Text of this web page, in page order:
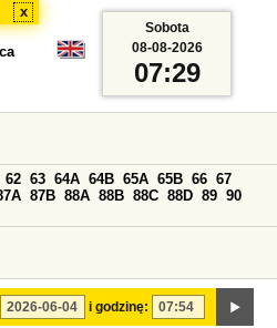
x
i godzinę:
62 63 64A 64B 65A 65B 66 67
87B 88A 88B 88C 88D 89 90
Sobota
08-08-2026
07:29